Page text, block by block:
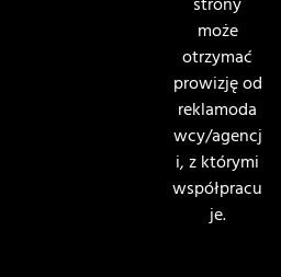
strony
może
otrzymać
prowizję od
reklamoda
wcy/agencj
i, z którymi
współpracu
je.